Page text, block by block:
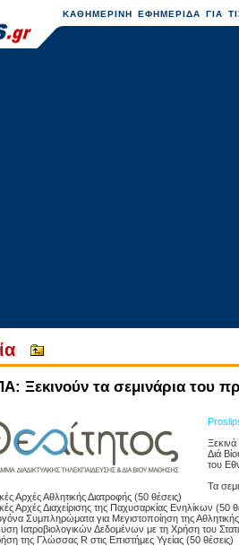
ΚΑΘΗΜΕΡΙΝΗ ΕΦΗΜΕΡΙΔΑ ΓΙΑ
Ξεκινούν τα σεμινάρια του
Ξεκινά
Διά
του
Τα
Αρχές Αθλητικής Διατροφής (50 θέσεις)
Αρχές Διαχείρισης της Παχυσαρκίας Ενηλίκων (50
Συμπληρώματα για Μεγιστοποίηση της
Ιατροβιολογικών Δεδομένων με τη Χρήση του
της Γλώσσας R στις Επιστήμες Υγείας (50 θέσεις)